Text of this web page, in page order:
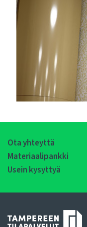
Ota yhteyttä
Materiaalipankki
Usein kysyttyä